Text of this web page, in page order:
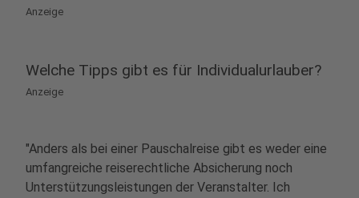
Anzeige
Welche Tipps gibt es für Individualurlauber?
Anzeige
"Anders als bei einer Pauschalreise gibt es weder eine
umfangreiche reiserechtliche Absicherung noch
Unterstützungsleistungen der Veranstalter. Ich